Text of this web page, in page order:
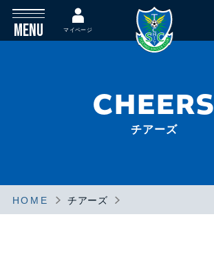
MENU マイページ
CHEERS
チアーズ
HOME チアーズ